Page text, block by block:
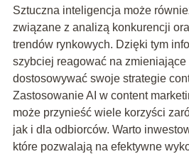
Sztuczna inteligencja może
związane z analizą konkurencji
trendów rynkowych. Dzięki tym
szybciej reagować na
dostosowywać swoje strategie
Zastosowanie AI w content
może przynieść wiele korzyści
jak i dla odbiorców. Warto
które pozwalają na efektywne